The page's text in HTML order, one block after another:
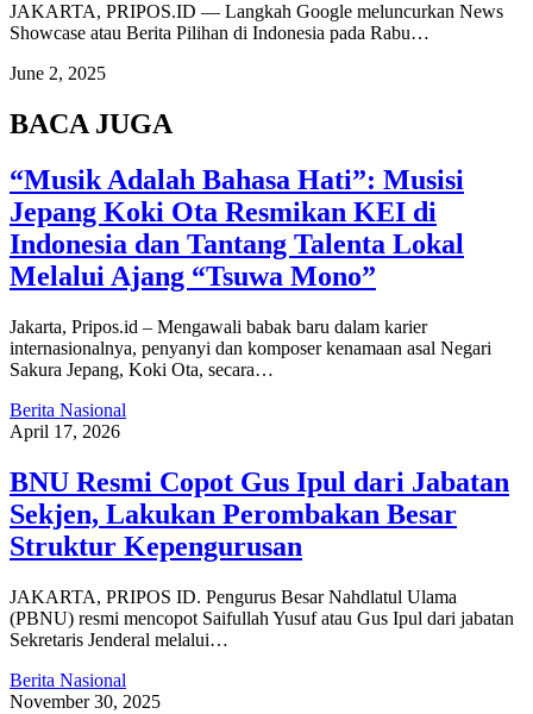
JAKARTA, PRIPOS.ID — Langkah Google meluncurkan News
Showcase atau Berita Pilihan di Indonesia pada Rabu…
June 2, 2025
BACA JUGA
“Musik Adalah Bahasa Hati”: Musisi
Jepang Koki Ota Resmikan KEI di
Indonesia dan Tantang Talenta Lokal
Melalui Ajang “Tsuwa Mono”
Jakarta, Pripos.id – Mengawali babak baru dalam karier
internasionalnya, penyanyi dan komposer kenamaan asal Negari
Sakura Jepang, Koki Ota, secara…
Berita Nasional
April 17, 2026
BNU Resmi Copot Gus Ipul dari Jabatan
Sekjen, Lakukan Perombakan Besar
Struktur Kepengurusan
JAKARTA, PRIPOS ID. Pengurus Besar Nahdlatul Ulama
(PBNU) resmi mencopot Saifullah Yusuf atau Gus Ipul dari jabatan
Sekretaris Jenderal melalui…
Berita Nasional
November 30, 2025